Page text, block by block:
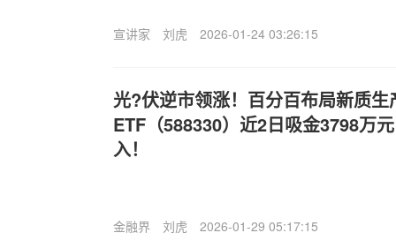
宣讲家 刘虎 2026-01-24 03:26:15
光?伏逆市领涨！百分百布局新质
ETF（588330）近2日吸金3798万
入！
金融界 刘虎 2026-01-29 05:17:15